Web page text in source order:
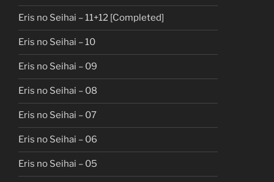
Eris no Seihai – 11+12 [Completed]
Eris no Seihai – 10
Eris no Seihai – 09
Eris no Seihai – 08
Eris no Seihai – 07
Eris no Seihai – 06
Eris no Seihai – 05